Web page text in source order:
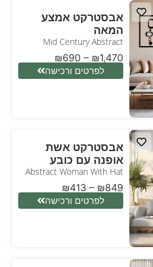
אבסטרקט אמצע
המאה
Mid Century Abstract
₪690 – ₪1,470
לפרטים ורכישה
אבסטרקט אשת
אופנה עם כובע
Abstract Woman With Hat
₪413 – ₪849
לפרטים ורכישה